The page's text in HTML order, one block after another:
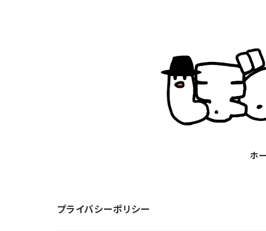
ホ
プライバシーポリシー